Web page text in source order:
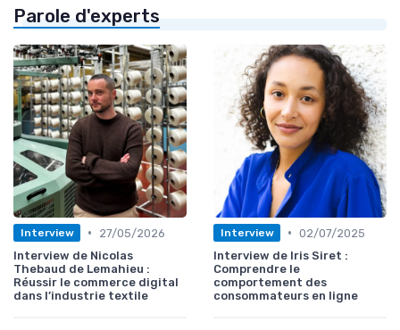
Parole d'experts
Interview •
27/05/2026
Interview de Nicolas
Thebaud de Lemahieu :
Réussir le commerce digital
dans l’industrie textile
Interview • 02/07/2025
Interview de Iris Siret :
Comprendre le
comportement des
consommateurs en ligne